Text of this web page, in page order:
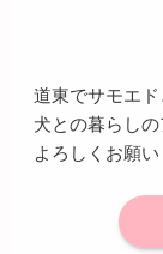
道東でサモエド
犬との暮らし
よろしくお願い